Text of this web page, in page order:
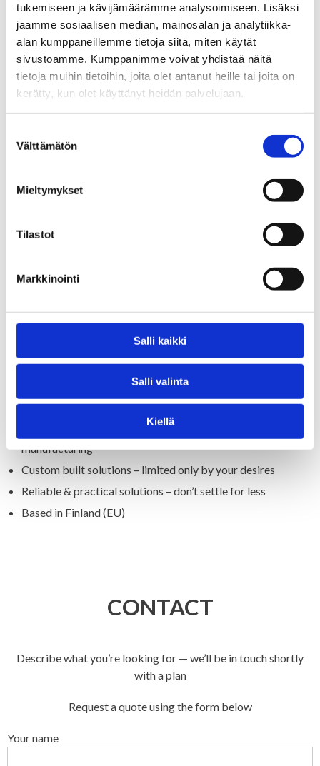
tukemiseen ja kävijämäärämme analysoimiseen. Lisäksi
jaamme sosiaalisen median, mainosalan ja analytiikka-
alan kumppaneillemme tietoja siitä, miten käytät
sivustoamme. Kumppanimme voivat yhdistää näitä
tietoja muihin tietoihin, joita olet antanut heille tai joita on
kerätty, kun olet käyttänyt heidän palvelujaan.
valinta
Välttämätön
Mieltymykset
Tilastot
Markkinointi
Salli kaikki
Salli valinta
Kiellä
Material research laboratories
Electronics & ESD-sensitive manufacturing
Product quality validation
Academic and industrial R&D
ENGINEERING &
3D printing
Rapid prototyping
WHY PROBESSOR
manufacturing
Custom built solutions – limited only by your desires
Reliable & practical solutions – don’t settle for less
Based in Finland (EU)
CONTACT
Describe what you’re looking for — we’ll be in touch shortly
with a plan
Request a quote using the form below
Your name